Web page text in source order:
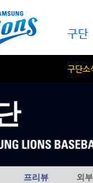
구단
구단소
프리뷰 외